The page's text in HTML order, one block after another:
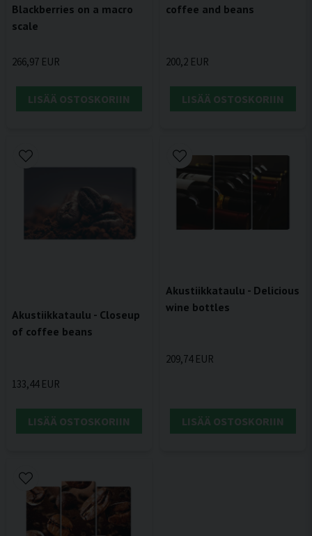
Blackberries on a macro
scale
266,97 EUR
LISÄÄ OSTOSKORIIN
coffee and beans
200,2 EUR
LISÄÄ OSTOSKORIIN
Akustiikkataulu - Closeup
of coffee beans
133,44 EUR
LISÄÄ OSTOSKORIIN
Akustiikkataulu - Delicious
wine bottles
209,74 EUR
LISÄÄ OSTOSKORIIN